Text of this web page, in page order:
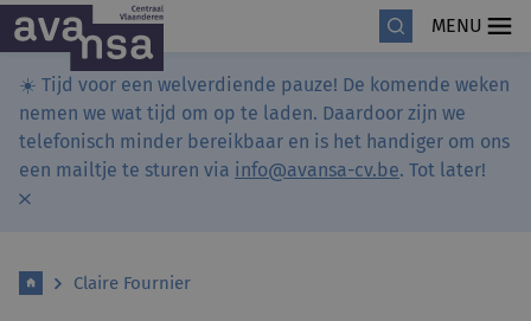
MENU
☀️ Tijd voor een welverdiende pauze! De komende weken
nemen we wat tijd om op te laden. Daardoor zijn we
telefonisch minder bereikbaar en is het handiger om ons
een mailtje te sturen via info@avansa-cv.be. Tot later!
Claire Fournier